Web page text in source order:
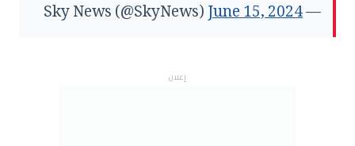
— Sky News (@SkyNews)
June 15, 2024
إعلان